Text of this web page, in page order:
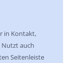
in Kontakt,
Nutzt auch
Seitenleiste